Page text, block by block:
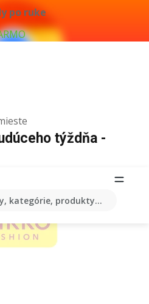
po ruke
kategórie, produkty...
týždňa -